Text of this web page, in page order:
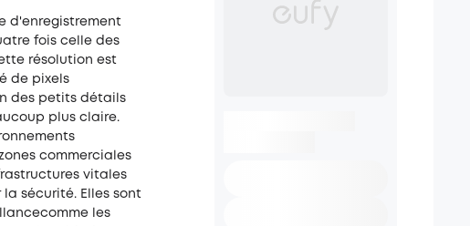
d'enregistrement
fois celle des
résolution est
de pixels
des petits détails
plus claire.
commerciales
vitales
sécurité. Elles sont
les